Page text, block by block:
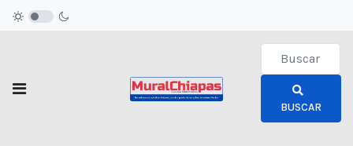
Type 2 or
BUSCAR